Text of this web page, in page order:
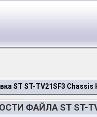
ST ST-TV21SF3 Chassis
ФАЙЛА ST ST-